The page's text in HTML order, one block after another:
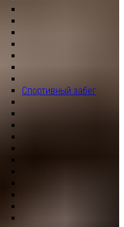
Спортивный забег